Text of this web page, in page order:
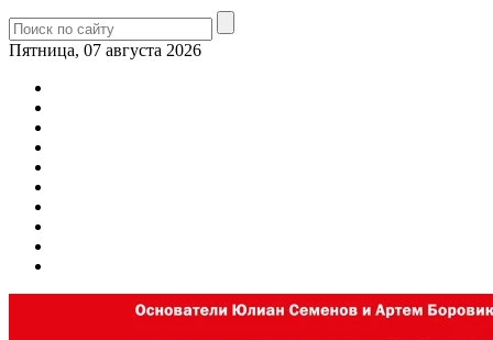
Пятница, 07 августа 2026